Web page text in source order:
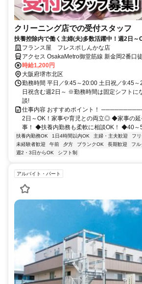
クリーニング店での受付スタッフ
扶養控除内で働く主婦(夫)多数活躍中！週2日～
短時間勤務OK！丁寧な研修あり！
フランス屋 フレスポしんかな店
アクセス OsakaMetro御堂筋線 新金岡2番口
御堂筋線 なかもず1番口徒歩約17分、南海泉
歩約21分
時給1,200円
大阪府堺市北区
勤務時間 平日／9:45～20:00 土日祝／9:45
日祝含む週2日～ ※勤務時間は固定シフトに
談!
仕事内容 おすすめポイント！
2日～OK！家事や育児との両立◎ ◆家事の延
事！ ◆扶養内勤務も柔軟に相談OK！ ◆40～
扶養内勤務OK 1日4時間以内OK 主婦・主夫歓迎 フ
未経験者歓迎
午前 夕方 ブランクOK 長期歓迎 フ
週2・3日からOK
シフト制
アルバイト・パート